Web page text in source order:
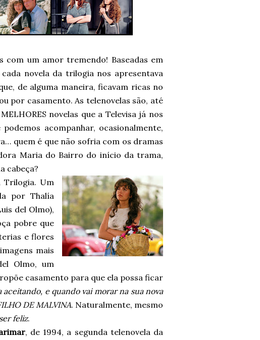
com um amor tremendo! Baseadas em
novela da trilogia nos apresentava
de alguma maneira, ficavam ricas no
por casamento. As telenovelas são, até
novelas que a Televisa já nos
acompanhar, ocasionalmente,
quem é que não sofria com os dramas
Maria do Bairro do início da trama,
cabeça?
Trilogia. Um
por Thalía
del Olmo),
pobre que
e flores
mais
Olmo, um
casamento para que ela possa ficar
aceitando, e quando vai morar na sua nova
DE MALVINA. Naturalmente, mesmo
ser feliz.
, de 1994, a segunda telenovela da